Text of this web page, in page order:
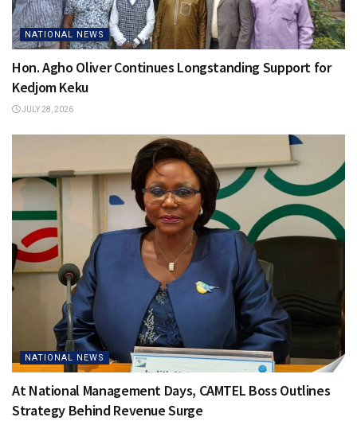
NATIONAL NEWS
Hon. Agho Oliver Continues Longstanding Support for
Kedjom Keku
JULY 28, 2026
NATIONAL NEWS
At National Management Days, CAMTEL Boss Outlines
Strategy Behind Revenue Surge